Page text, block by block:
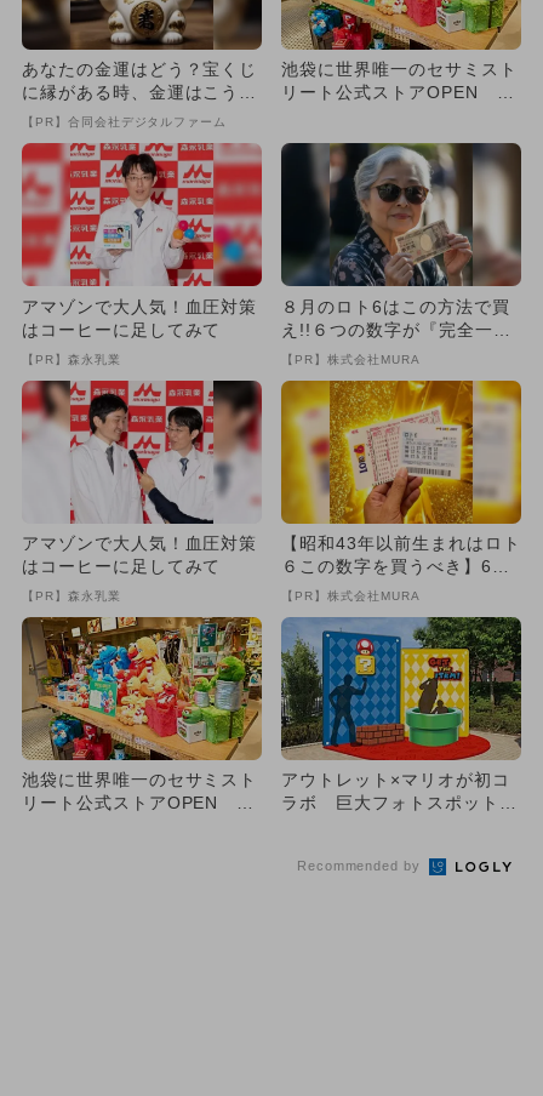
あなたの金運はどう？宝くじ
に縁がある時、金運はこう変
わる
【PR】合同会社デジタルファーム
池袋に世界唯一のセサミスト
リート公式ストアOPEN カ
アマゾンで大人気！血圧対策
はコーヒーに足してみて
【PR】森永乳業
８月のロト6はこの方法で買
え!!６つの数字が『完全一
致』する方法
【PR】株式会社MURA
アマゾンで大人気！血圧対策
はコーヒーに足してみて
【PR】森永乳業
【昭和43年以前生まれはロト
６この数字を買うべき】6つ
の数字が「完全一致」する
【PR】株式会社MURA
池袋に世界唯一のセサミスト
リート公式ストアOPEN カ
アウトレット×マリオが初コ
ラボ 巨大フォトスポット＆
Recommended by